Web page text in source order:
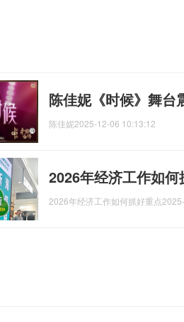
陈佳妮《时候》舞台
陈佳妮2025-12-06 10:13:12
2026年经济工作如
2026年经济工作如何抓好重点